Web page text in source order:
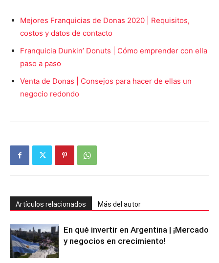
Mejores Franquicias de Donas 2020 | Requisitos,
costos y datos de contacto
Franquicia Dunkin’ Donuts | Cómo emprender con ella
paso a paso
Venta de Donas | Consejos para hacer de ellas un
negocio redondo
Artículos relacionados Más del autor
En qué invertir en Argentina | ¡Mercado
y negocios en crecimiento!